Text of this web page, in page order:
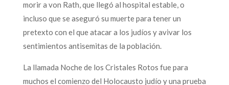
morir a von Rath, que llegó al hospital estable, o
incluso que se aseguró su muerte para tener un
pretexto con el que atacar a los judíos y avivar los
sentimientos antisemitas de la población.
La llamada Noche de los Cristales Rotos fue para
muchos el comienzo del Holocausto judío y una prueba